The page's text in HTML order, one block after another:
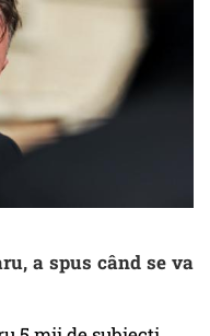
a spus când se va